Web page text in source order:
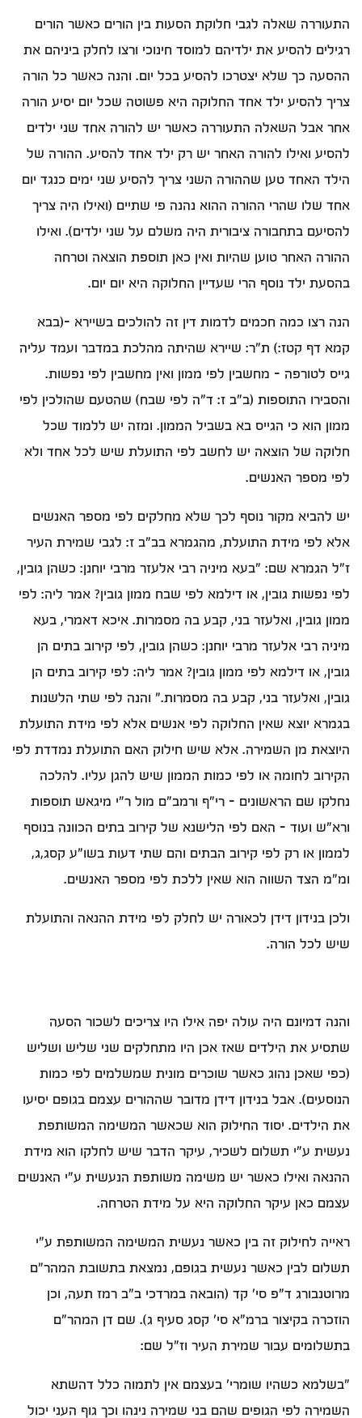
התעוררה שאלה לגבי חלוקת הסעות בין הורים כאשר הורים
רגילים להסיע את ילדיהם למוסד חינוכי ורצו לחלק ביניהם את
ההסעה כך שלא יצטרכו להסיע בכל יום. והנה כאשר כל הורה
צריך להסיע ילד אחד החלוקה היא פשוטה שכל יום יסיע הורה
אחר אבל השאלה התעוררה כאשר יש להורה אחד שני ילדים
להסיע ואילו להורה האחר יש רק ילד אחד להסיע. ההורה של
הילד האחד טען שההורה השני צריך להסיע שני ימים כנגד יום
אחד שלו שהרי ההורה ההוא נהנה פי שתיים (ואילו היה צריך
להסיעם בתחבורה ציבורית היה משלם על שני ילדים). ואילו
ההורה האחר טוען שהיות ואין כאן תוספת הוצאה וטרחה
בהסעת ילד נוסף הרי שעדיין החלוקה היא יום יום.
הנה רצו כמה חכמים לדמות דין זה להולכים בשיירא –(בבא
קמא דף קטז:) ת"ר: שיירא שהיתה מהלכת במדבר ועמד עליה
גייס לטורפה - מחשבין לפי ממון ואין מחשבין לפי נפשות.
והסבירו התוספות (ב"ב ז: ד"ה לפי שבח) שהטעם שהולכין לפי
ממון הוא כי הגייס בא בשביל הממון. ומזה יש ללמוד שכל
חלוקה של הוצאה יש לחשב לפי התועלת שיש לכל אחד ולא
לפי מספר האנשים.
יש להביא מקור נוסף לכך שלא מחלקים לפי מספר האנשים
אלא לפי מידת התועלת, מהגמרא בב"ב ז: לגבי שמירת העיר
ז"ל הגמרא שם: "בעא מיניה רבי אלעזר מרבי יוחנן: כשהן גובין,
לפי נפשות גובין, או דילמא לפי שבח ממון גובין? אמר ליה: לפי
ממון גובין, ואלעזר בני, קבע בה מסמרות. איכא דאמרי, בעא
מיניה רבי אלעזר מרבי יוחנן: כשהן גובין, לפי קירוב בתים הן
גובין, או דילמא לפי ממון גובין? אמר ליה: לפי קירוב בתים הן
גובין, ואלעזר בני, קבע בה מסמרות." והנה לפי שתי הלשנות
בגמרא יוצא שאין החלוקה לפי אנשים אלא לפי מידת התועלת
היוצאת מן השמירה. אלא שיש חילוק האם התועלת נמדדת לפי
הקירוב לחומה או לפי כמות הממון שיש להגן עליו. להלכה
נחלקו שם הראשונים – רי"ף ורמב"ם מול ר"י מיגאש תוספות
ורא"ש ועוד - האם לפי הלישנא של קירוב בתים הכוונה בנוסף
לממון או רק לפי קירוב הבתים והם שתי דעות בשו"ע קסג,ג,
ומ"מ הצד השווה הוא שאין ללכת לפי מספר האנשים.
ולכן בנידון דידן לכאורה יש לחלק לפי מידת ההנאה והתועלת
שיש לכל הורה.
והנה דמיונם היה עולה יפה אילו היו צריכים לשכור הסעה
שתסיע את הילדים שאז אכן היו מתחלקים שני שליש ושליש
(כפי שאכן נהוג כאשר שוכרים מונית שמשלמים לפי כמות
הנוסעים). אבל בנידון דידן מדובר שההורים עצמם בגופם יסיעו
את הילדים. יסוד החילוק הוא שכאשר המשימה המשותפת
נעשית ע"י תשלום לשכיר, עיקר הדבר שיש לחלקו הוא מידת
ההנאה ואילו כאשר יש משימה משותפת הנעשית ע"י האנשים
עצמם כאן עיקר החלוקה היא על מידת הטרחה.
ראייה לחילוק זה בין כאשר נעשית המשימה המשותפת ע"י
תשלום לבין כאשר נעשית בגופם, נמצאת בתשובת המהר"ם
מרוטנבורג ד"פ סי' קד (הובאה במרדכי ב"ב רמז תעה, וכן
הוזכרה בקיצור ברמ"א סי' קסג סעיף ג). שם דן המהר"ם
בתשלומים עבור שמירת העיר וז"ל שם:
"בשלמא כשהיו שומרי' בעצמם אין לתמוה כלל דהשתא
השמירה לפי הגופים שהם בני שמירה נינהו וכך גוף העני יכול